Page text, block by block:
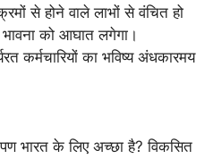
से होने वाले लाभों से वंचित हो
को आघात लगेगा।
कर्मचारियों का भविष्य अंधकारमय
भारत के लिए अच्छा है? विकसित